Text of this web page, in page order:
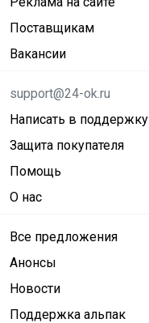
Поставщикам
Вакансии
support@24-ok.ru
Написать в поддержку
Защита покупателя
Помощь
О нас
Все предложения
Анонсы
Новости
Поддержка альпак